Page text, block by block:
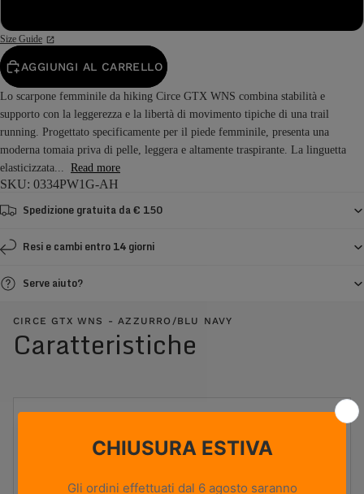
Size Guide
AGGIUNGI AL CARRELLO
Lo scarpone femminile da hiking Circe GTX WNS combina stabilità e
supporto con la leggerezza e la libertà di movimento tipiche di una trail
running. Progettato specificamente per il piede femminile, presenta una
moderna tomaia priva di pelle, leggera e altamente traspirante. La linguetta
elasticizzata... Read more
SKU: 0334PW1G-AH
Spedizione gratuita da € 150
Resi e cambi entro 14 giorni
Serve aiuto?
CIRCE GTX WNS - AZZURRO/BLU NAVY
Caratteristiche
ALTEZZA TOMAIA